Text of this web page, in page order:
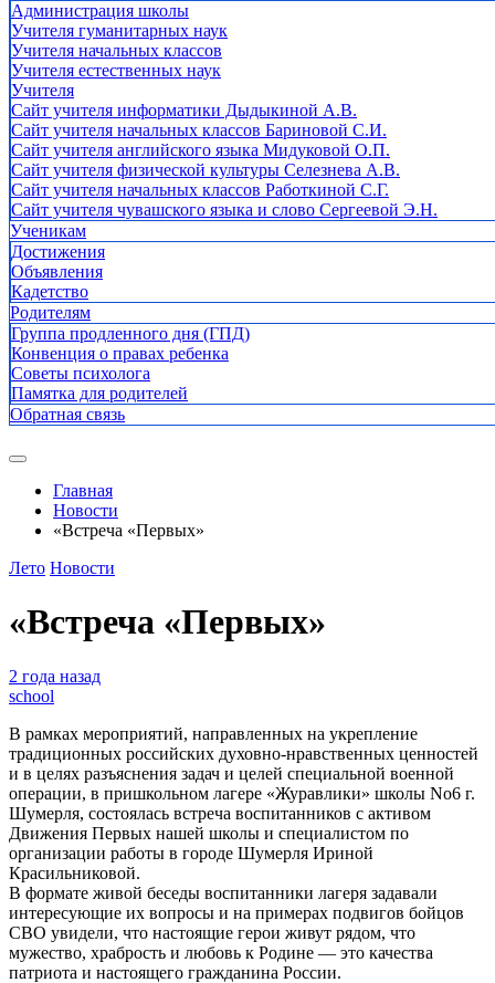
Администрация школы
Учителя гуманитарных наук
Учителя начальных классов
Учителя естественных наук
Учителя
Cайт учителя информатики Дыдыкиной А.В.
Сайт учителя начальных классов Бариновой С.И.
Сайт учителя английского языка Мидуковой О.П.
Сайт учителя физической культуры Селезнева А.В.
Сайт учителя начальных классов Работкиной С.Г.
Сайт учителя чувашского языка и слово Сергеевой Э.Н.
Ученикам
Достижения
Объявления
Кадетство
Родителям
Группа продленного дня (ГПД)
Конвенция о правах ребенка
Советы психолога
Памятка для родителей
Обратная связь
Главная
Новости
«Встреча «Первых»
Лето Новости
«Встреча «Первых»
2 года назад
school
В рамках мероприятий, направленных на укрепление
традиционных российских духовно-нравственных ценностей
и в целях разъяснения задач и целей специальной военной
операции, в пришкольном лагере «Журавлики» школы No6 г.
Шумерля, состоялась встреча воспитанников с активом
Движения Первых нашей школы и специалистом по
организации работы в городе Шумерля Ириной
Красильниковой.
В формате живой беседы воспитанники лагеря задавали
интересующие их вопросы и на примерах подвигов бойцов
СВО увидели, что настоящие герои живут рядом, что
мужество, храбрость и любовь к Родине — это качества
патриота и настоящего гражданина России.